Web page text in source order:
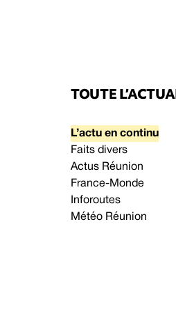
TOUTE
L’actu en continu
Faits divers
Actus Réunion
France-Monde
Inforoutes
Météo Réunion